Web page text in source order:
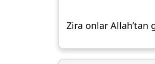
Zira onlar Allah’tan